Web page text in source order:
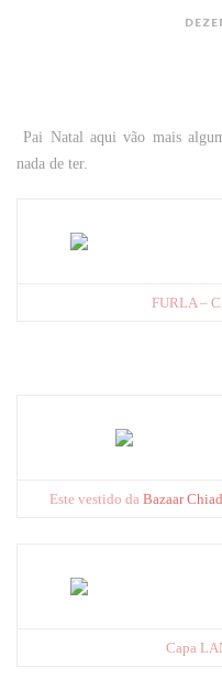
Pai Natal aqui vão mais
nada de ter.
FURLA –
Este vestido da Bazaar
Capa